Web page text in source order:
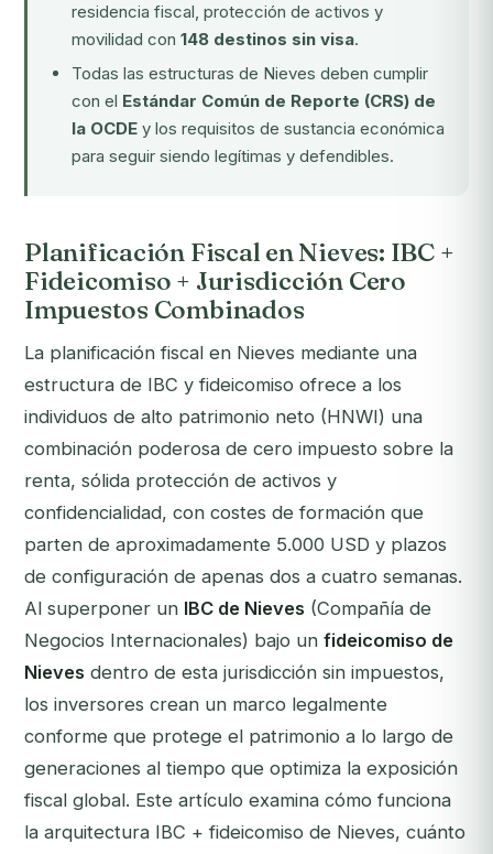
residencia fiscal, protección de activos y
movilidad con 148 destinos sin visa.
Todas las estructuras de Nieves deben cumplir
con el Estándar Común de Reporte (CRS) de
la OCDE y los requisitos de sustancia económica
para seguir siendo legítimas y defendibles.
Planificación Fiscal en Nieves: IBC +
Fideicomiso + Jurisdicción Cero
Impuestos Combinados
La planificación fiscal en Nieves mediante una
estructura de IBC y fideicomiso ofrece a los
individuos de alto patrimonio neto (HNWI) una
combinación poderosa de cero impuesto sobre la
renta, sólida protección de activos y
confidencialidad, con costes de formación que
parten de aproximadamente 5.000 USD y plazos
de configuración de apenas dos a cuatro semanas.
Al superponer un IBC de Nieves (Compañía de
Negocios Internacionales) bajo un fideicomiso de
Nieves dentro de esta jurisdicción sin impuestos,
los inversores crean un marco legalmente
conforme que protege el patrimonio a lo largo de
generaciones al tiempo que optimiza la exposición
fiscal global. Este artículo examina cómo funciona
la arquitectura IBC + fideicomiso de Nieves, cuánto